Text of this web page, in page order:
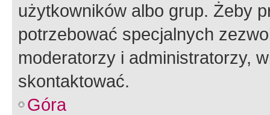
użytkowników albo grup. Żeby
potrzebować specjalnych
moderatorzy i administratorzy,
skontaktować.
Góra